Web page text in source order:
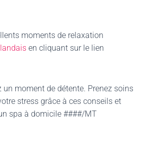
moments de relaxation
en cliquant sur le lien
moment de détente. Prenez soins
stress grâce à ces conseils et
spa à domicile ####/MT